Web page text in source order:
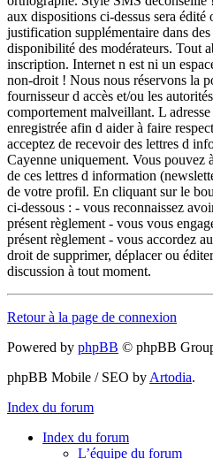
aux dispositions ci-dessus sera édité
justification supplémentaire dans
disponibilité des modérateurs. Tout
inscription. Internet n est ni un
non-droit ! Nous nous réservons la
fournisseur d accès et/ou les
comportement malveillant. L
enregistrée afin d aider à faire
acceptez de recevoir des lettres d
Cayenne uniquement. Vous pouvez
de ces lettres d information
de votre profil. En cliquant sur le
ci-dessous : - vous reconnaissez
présent règlement - vous vous
présent règlement - vous accordez
droit de supprimer, déplacer ou
discussion à tout moment.
Retour à la page de connexion
Powered by phpBB © phpBB
phpBB Mobile / SEO by Artodia.
Index du forum
Index du forum
L’équipe du forum